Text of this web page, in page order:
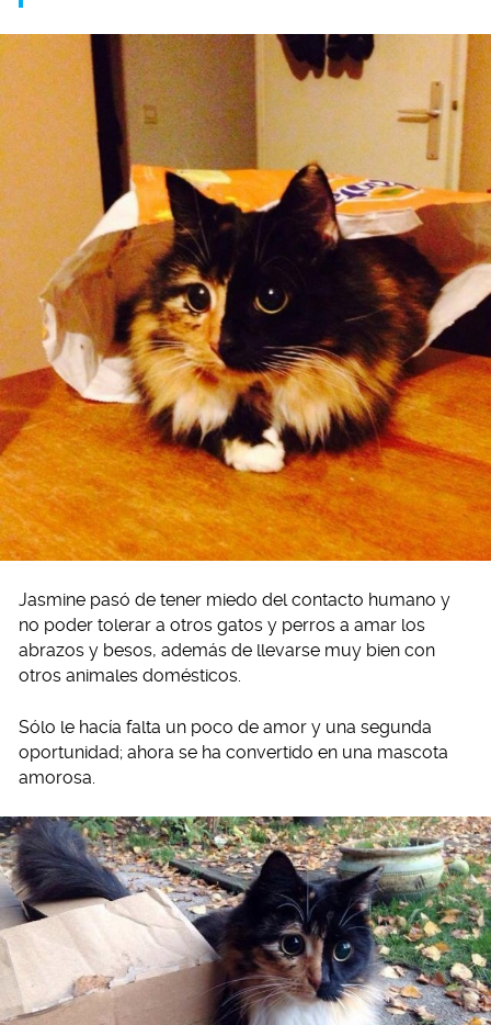
Jasmine pasó de tener miedo del contacto humano y
no poder tolerar a otros gatos y perros a amar los
abrazos y besos, además de llevarse muy bien con
otros animales domésticos.
Sólo le hacía falta un poco de amor y una segunda
oportunidad; ahora se ha convertido en una mascota
amorosa.